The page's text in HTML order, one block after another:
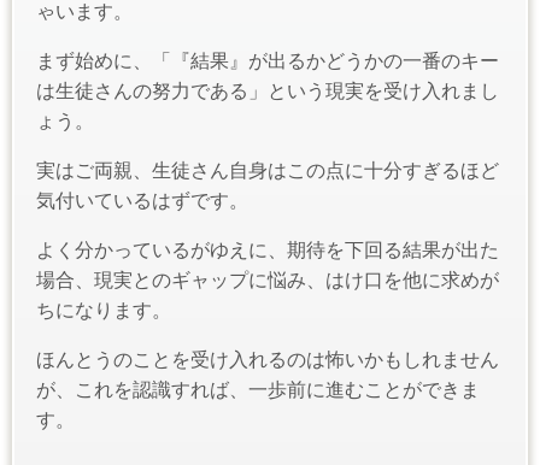
ゃいます。
まず始めに、「『結果』が出るかどうかの一番のキー
は生徒さんの努力である」という現実を受け入れまし
ょう。
実はご両親、生徒さん自身はこの点に十分すぎるほど
気付いているはずです。
よく分かっているがゆえに、期待を下回る結果が出た
場合、現実とのギャップに悩み、はけ口を他に求めが
ちになります。
ほんとうのことを受け入れるのは怖いかもしれません
が、これを認識すれば、一歩前に進むことができま
す。